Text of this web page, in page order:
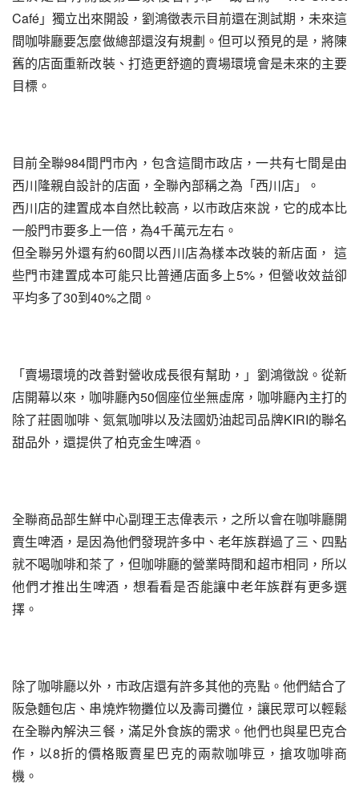
Café」獨立出來開設，劉鴻徵表示目前還在測試期，未來這
間咖啡廳要怎麼做總部還沒有規劃。但可以預見的是，將陳
舊的店面重新改裝、打造更舒適的賣場環境會是未來的主要
目標。
目前全聯984間門市內，包含這間市政店，一共有七間是由
西川隆親自設計的店面，全聯內部稱之為「西川店」。
西川店的建置成本自然比較高，以市政店來說，它的成本比
一般門市要多上一倍，為4千萬元左右。
但全聯另外還有約60間以西川店為樣本改裝的新店面， 這
些門市建置成本可能只比普通店面多上5%，但營收效益卻
平均多了30到40%之間。
「賣場環境的改善對營收成長很有幫助，」劉鴻徵說。從新
店開幕以來，咖啡廳內50個座位坐無虛席，咖啡廳內主打的
除了莊園咖啡、氮氣咖啡以及法國奶油起司品牌KIRI的聯名
甜品外，還提供了柏克金生啤酒。
全聯商品部生鮮中心副理王志偉表示，之所以會在咖啡廳開
賣生啤酒，是因為他們發現許多中、老年族群過了三、四點
就不喝咖啡和茶了，但咖啡廳的營業時間和超市相同，所以
他們才推出生啤酒，想看看是否能讓中老年族群有更多選
擇。
除了咖啡廳以外，市政店還有許多其他的亮點。他們結合了
阪急麵包店、串燒炸物攤位以及壽司攤位，讓民眾可以輕鬆
在全聯內解決三餐，滿足外食族的需求。他們也與星巴克合
作，以8折的價格販賣星巴克的兩款咖啡豆，搶攻咖啡商
機。